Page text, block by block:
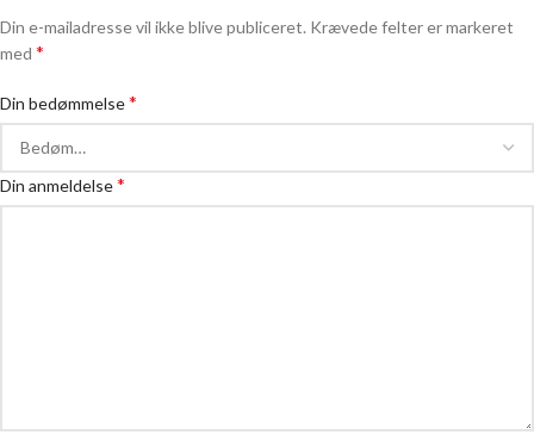
Din e-mailadresse vil ikke blive publiceret. Krævede felter er markeret
med *
Din bedømmelse*
Din anmeldelse*